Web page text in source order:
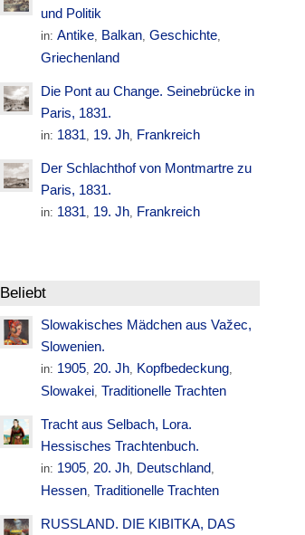
und Politik
in:Antike, Balkan,Geschichte,
Griechenland
Die Pont au Change. Seinebrücke in
Paris, 1831.
in: 1831, 19. Jh, Frankreich
Der Schlachthof von Montmartre zu
Paris, 1831.
in: 1831, 19. Jh, Frankreich
Beliebt
Slowakisches Mädchen aus Važec,
Slowenien.
in: 1905,20. Jh, Kopfbedeckung,
Slowakei, Traditionelle Trachten
Tracht aus Selbach, Lora.
Hessisches Trachtenbuch.
in: 1905,20. Jh, Deutschland,
Hessen, Traditionelle Trachten
RUSSLAND. DIE KIBITKA, DAS